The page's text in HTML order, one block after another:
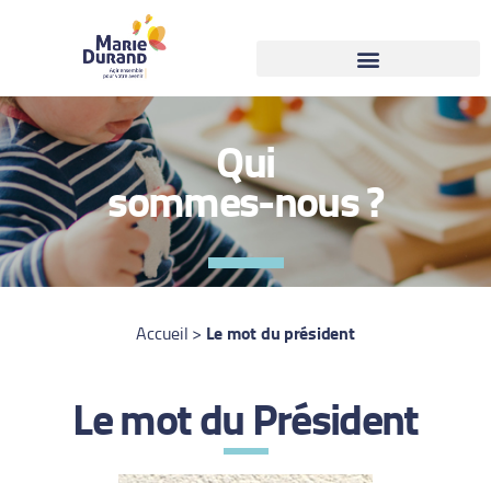
Qui
sommes-nous ?
Accueil > Le mot du président
Le mot du Président